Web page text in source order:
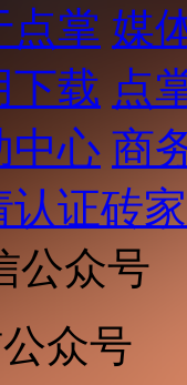
点掌 媒
下载 点
中心 商
认证砖家
众号